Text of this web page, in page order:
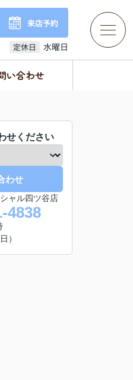
来店予約
定休日 水曜日
い合わせ
せください
わせ
ャル四ツ谷店
4838
）